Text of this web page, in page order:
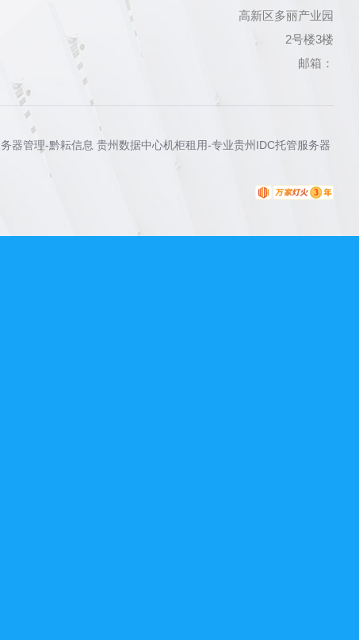
高新区多丽产业园
2号楼3楼
邮箱：
器管理-黔耘信息 贵州数据中心机柜租用-专业贵州IDC托管服务器